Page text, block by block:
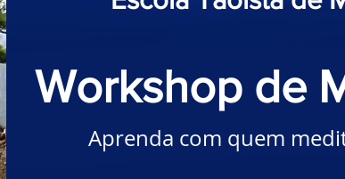
Workshop de
Aprenda com quem